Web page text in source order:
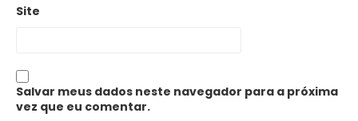
Site
Salvar meus dados neste navegador para a próxima
vez que eu comentar.